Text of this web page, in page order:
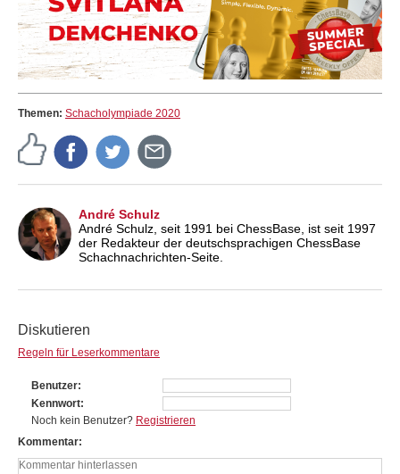
Themen: Schacholympiade 2020
André Schulz
André Schulz, seit 1991 bei ChessBase, ist seit 1997
der Redakteur der deutschsprachigen ChessBase
Schachnachrichten-Seite.
Diskutieren
Regeln für Leserkommentare
Benutzer
Kennwort
Noch kein Benutzer? Registrieren
Kommentar